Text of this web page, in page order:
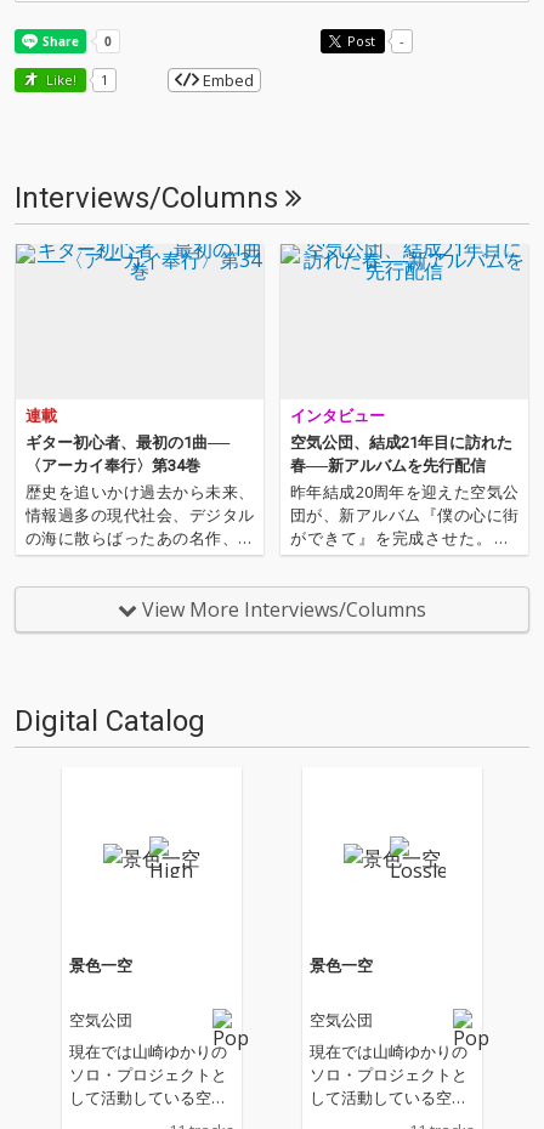
Post -
Like! 1 Embed
Interviews/Columns
連載
ギター初心者、最初の1曲──
〈アーカイ奉行〉第34巻
歴史を追いかけ過去から未来、
情報過多の現代社会、デジタル
の海に散らばったあの名作、こ
の名作たちをひとつにまとめる
仕事人…!〈アーカイ奉行〉が今
日もデジタルの乱世を治め
る…!'''〈アーカイ奉行〉と
インタビュー
空気公団、結成21年目に訪れた
春──新アルバムを先行配信
昨年結成20周年を迎えた空気公
団が、新アルバム『僕の心に街
ができて』を完成させた。約2
年ぶりの新作となる今作は、山
崎、戸川、窪田のメンバー3人
で制作、演奏、録音、ミックス
まで手掛けたこれまでにない特
View More Interviews/Columns
Digital Catalog
景色一空
空気公団
現在では山崎ゆかりの
ソロ・プロジェクトと
して活動している空気
公団の2年半ぶりとな
景色一空
空気公団
現在では山崎ゆかりの
ソロ・プロジェクトと
して活動している空気
公団の2年半ぶりとな